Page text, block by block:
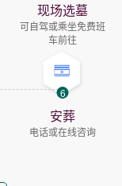
现场选墓
可自驾或乘坐免费班
车前往
6
安葬
电话或在线咨询